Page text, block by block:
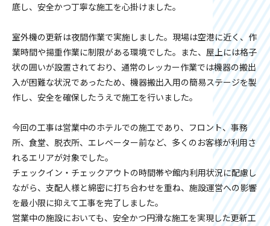
底し、安全かつ丁寧な施工を心掛けました。
室外機の更新は夜間作業で実施しました。現場は空港に近く、作
業時間や揚重作業に制限がある環境でした。また、屋上には格子
状の囲いが設置されており、通常のレッカー作業では機器の搬出
入が困難な状況であったため、機器搬出入用の簡易ステージを製
作し、安全を確保したうえで施工を行いました。
今回の工事は営業中のホテルでの施工であり、フロント、事務
所、食堂、脱衣所、エレベーター前など、多くのお客様が利用さ
れるエリアが対象でした。
チェックイン・チェックアウトの時間帯や館内利用状況に配慮し
ながら、支配人様と綿密に打ち合わせを重ね、施設運営への影響
を最小限に抑えて工事を完了しました。
営業中の施設においても、安全かつ円滑な施工を実現した更新工